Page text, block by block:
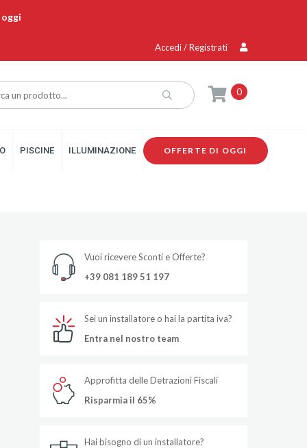
Accedi / Registrati
0
PISCINE ILLUMINAZIONE OFFERTE DI OGGI
Vuoi ricevere Sconti e Offerte?
+39 081 189 51 197
Sei un installatore o hai la partita iva?
Entra nel nostro team
Approfitta delle Detrazioni Fiscali
Risparmia il 65%
Hai bisogno di un installatore?